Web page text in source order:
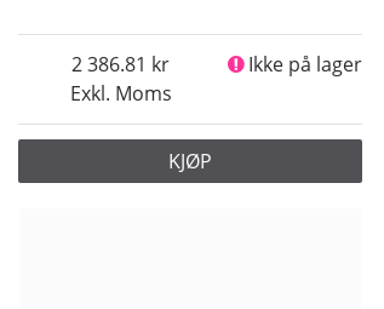
Exkl. Moms
2 386.81 Ikke på lager
KJØP